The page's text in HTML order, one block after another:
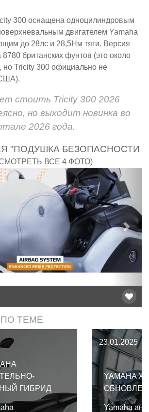
300 оснащена одноцилиндровым
двигателем Yamaha
до 28лс и 28,5Нм тяги. Версия
8780 британских фунтов (это около
но Tricity 300 официально не
стоить Tricity 300 2026
но выходит новинка во
2026 года.
"ПОДУШКА БЕЗОПАСНОСТИ
ВСЕ 4 ФОТО)
ТЕМЕ
ГИБРИД
23.01.2025
YAMAHA
Yamaha